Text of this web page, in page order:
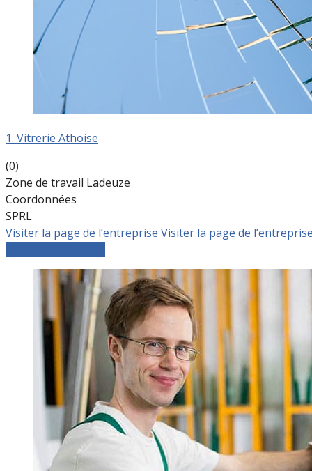
1. Vitrerie Athoise
(0)
Zone de travail Ladeuze
Coordonnées
SPRL
Visiter la page de l’entreprise Visiter la page de